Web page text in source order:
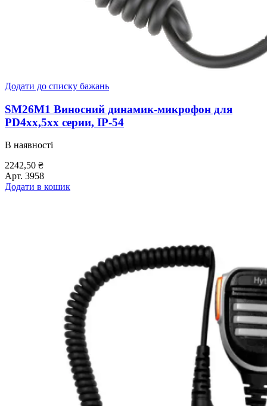
Додати до списку бажань
SM26M1 Виносний динамик-микрофон для
PD4xx,5xx серии, IP-54
В наявності
2242,50 ₴
Арт. 3958
Додати в кошик